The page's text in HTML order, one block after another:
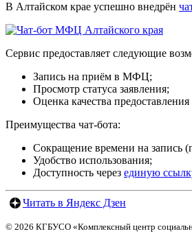
В Алтайском крае успешно внедрён
Сервис предоставляет следующие
Запись на приём в МФЦ;
Просмотр статуса заявления;
Оценка качества
Преимущества чат-бота:
Сокращение времени на запись
Удобство использования;
Доступность через единую
Читать в Яндекс Дзен
© 2026 КГБУСО «Комплексный центр